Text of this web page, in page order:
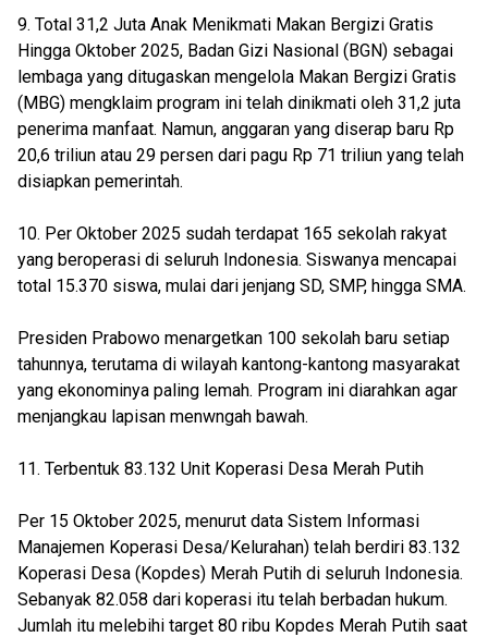
9. Total 31,2 Juta Anak Menikmati Makan Bergizi Gratis
Hingga Oktober 2025, Badan Gizi Nasional (BGN) sebagai
lembaga yang ditugaskan mengelola Makan Bergizi Gratis
(MBG) mengklaim program ini telah dinikmati oleh 31,2 juta
penerima manfaat. Namun, anggaran yang diserap baru Rp
20,6 triliun atau 29 persen dari pagu Rp 71 triliun yang telah
disiapkan pemerintah.
10. Per Oktober 2025 sudah terdapat 165 sekolah rakyat
yang beroperasi di seluruh Indonesia. Siswanya mencapai
total 15.370 siswa, mulai dari jenjang SD, SMP, hingga SMA.
Presiden Prabowo menargetkan 100 sekolah baru setiap
tahunnya, terutama di wilayah kantong-kantong masyarakat
yang ekonominya paling lemah. Program ini diarahkan agar
menjangkau lapisan menwngah bawah.
11. Terbentuk 83.132 Unit Koperasi Desa Merah Putih
Per 15 Oktober 2025, menurut data Sistem Informasi
Manajemen Koperasi Desa/Kelurahan) telah berdiri 83.132
Koperasi Desa (Kopdes) Merah Putih di seluruh Indonesia.
Sebanyak 82.058 dari koperasi itu telah berbadan hukum.
Jumlah itu melebihi target 80 ribu Kopdes Merah Putih saat